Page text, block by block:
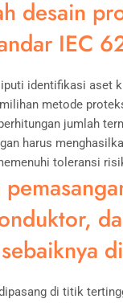
desain
IEC
identifikasi aset
metode
jumlah
harus
toleransi
di titik